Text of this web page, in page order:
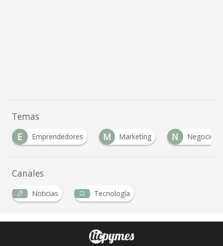
Temas
Emprendedores M Marketing Negocio
Canales
Noticias Tecnología